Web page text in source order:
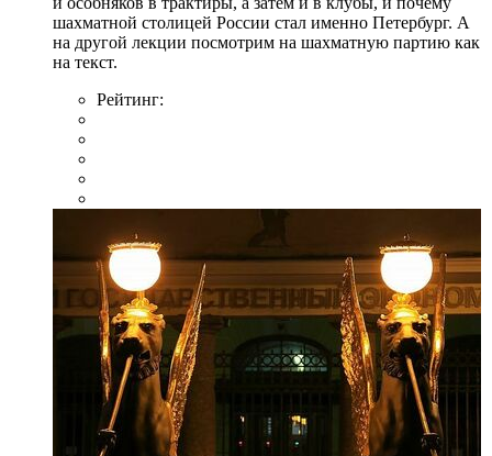
шахматной столицей России стал именно Петербург. А
на другой лекции посмотрим на шахматную партию как
на текст.
Рейтинг: